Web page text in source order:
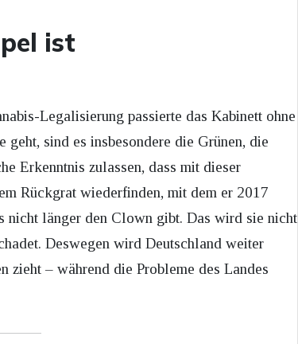
ist
Legalisierung passierte das Kabinett ohne
sind es insbesondere die Grünen, die
Erkenntnis zulassen, dass mit dieser
Rückgrat wiederfinden, mit dem er 2017
nicht länger den Clown gibt. Das wird sie nicht
Deswegen wird Deutschland weiter
zieht – während die Probleme des Landes